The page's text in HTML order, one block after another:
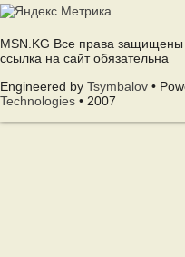
MSN.KG Все права
ссылка на сайт обязательна
Engineered by Tsymbalov •
Technologies • 2007